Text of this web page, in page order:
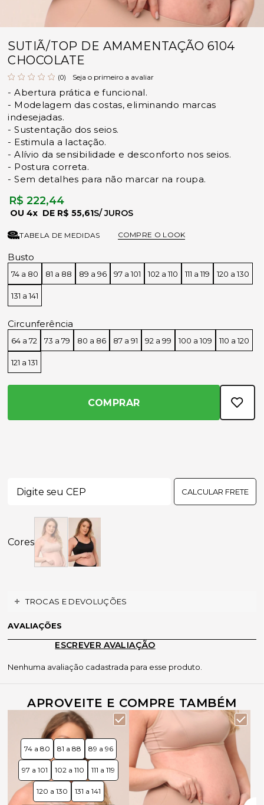
SUTIÃ/TOP DE AMAMENTAÇÃO 6104
CHOCOLATE
(0) Seja o primeiro a avaliar
- Abertura prática e funcional.
- Modelagem das costas, eliminando marcas
indesejadas.
- Sustentação dos seios.
- Estimula a lactação.
- Alívio da sensibilidade e desconforto nos seios.
- Postura correta.
- Sem detalhes para não marcar na roupa.
R$ 222,44
4x R$ 55,61
TABELA DE MEDIDAS COMPRE O LOOK
Busto
74 a 80 81 a 88 89 a 96 97 a 101 102 a 110 111 a 119 120 a 130
131 a 141
Circunferência
64 a 72 73 a 79 80 a 86 87 a 91 92 a 99 100 a 109 110 a 120
121 a 131
COMPRAR
CALCULAR FRETE
TROCAS E DEVOLUÇÕES
AVALIAÇÕES
ESCREVER AVALIAÇÃO
Nenhuma avaliação cadastrada para esse produto.
APROVEITE E COMPRE TAMBÉM
74 a 80 81 a 88 89 a 96
97 a 101 102 a 110 111 a 119
120 a 130 131 a 141